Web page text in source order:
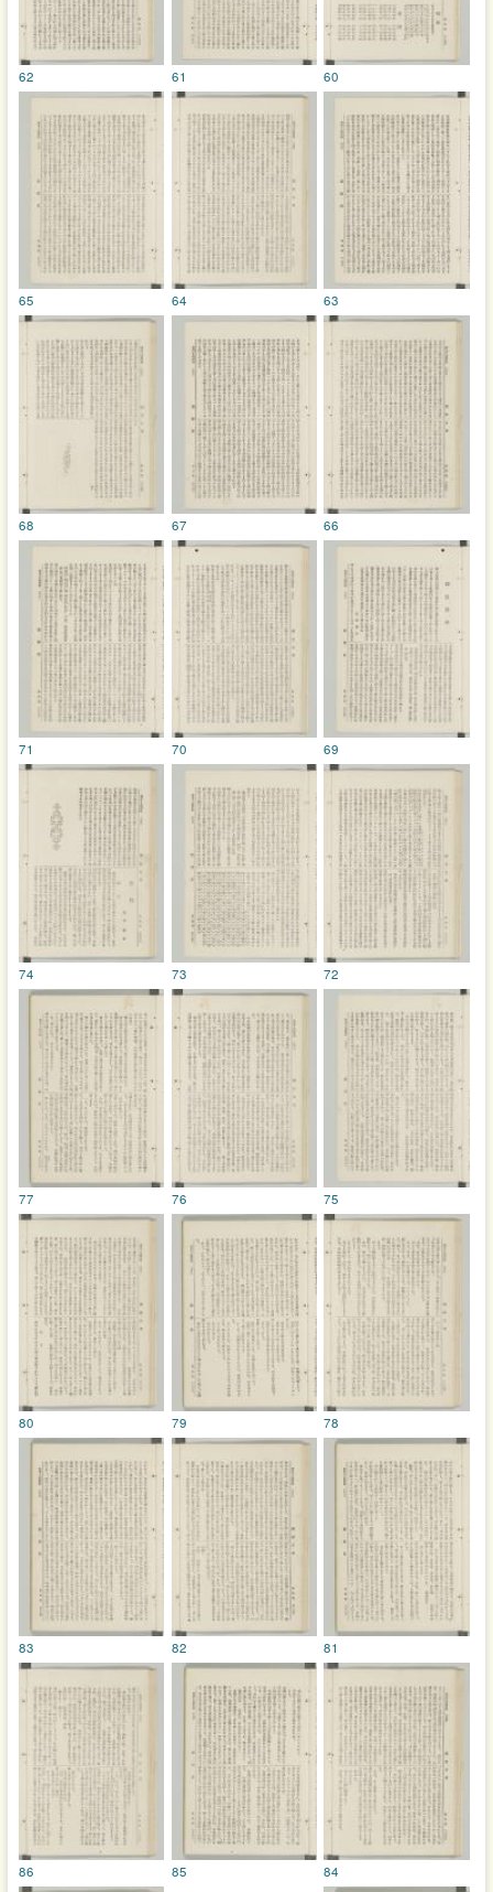
60
61
62
63
64
65
66
67
68
69
70
71
72
73
74
75
76
77
78
79
80
81
82
83
84
85
86